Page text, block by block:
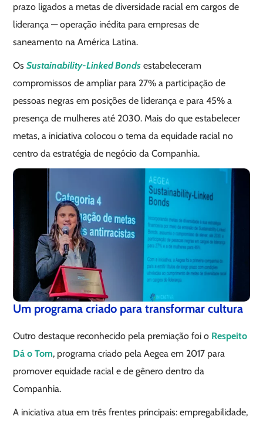
prazo ligados a metas de diversidade racial em cargos de
liderança — operação inédita para empresas de
saneamento na América Latina.
OsSustainability-Linked Bonds estabeleceram
compromissos de ampliar para 27% a participação de
pessoas negras em posições de liderança e para 45% a
presença de mulheres até 2030. Mais do que estabelecer
metas, a iniciativa colocou o tema da equidade racial no
centro da estratégia de negócio da Companhia.
Um programa criado para transformar cultura
Outro destaque reconhecido pela premiação foi o Respeito
Dá o Tom, programa criado pela Aegea em 2017 para
promover equidade racial e de gênero dentro da
Companhia.
A iniciativa atua em três frentes principais: empregabilidade,